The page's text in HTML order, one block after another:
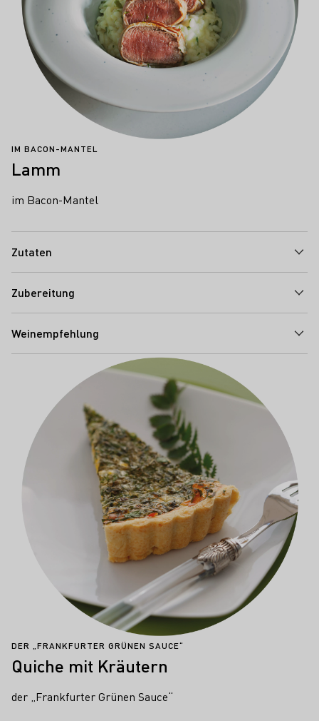
IM BACON-MANTEL
Lamm
im Bacon-Mantel
Zutaten
Zubereitung
Weinempfehlung
DER „FRANKFURTER GRÜNEN SAUCE“
Quiche mit Kräutern
der „Frankfurter Grünen Sauce“